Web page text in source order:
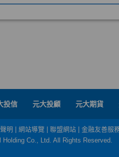
投信 元大投顧 元大期貨
明 網站導覽 聯盟網站
金融友善服
Co., Ltd. All Rights Reserved.